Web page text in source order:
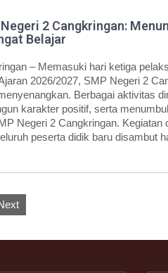
2 Cangkringan:
Belajar
– Memasuki hari ketiga
2026/2027, SMP Negeri 2
Berbagai aktivitas
karakter positif, serta
Negeri 2 Cangkringan.
peserta didik baru disambut